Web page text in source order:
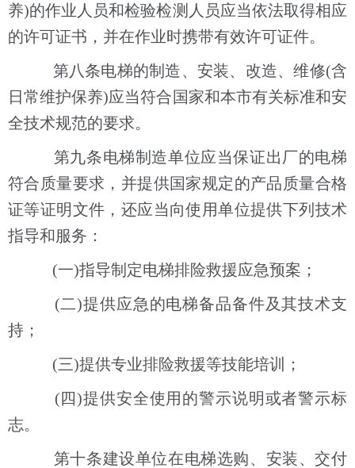
养)的作业人员和检验检测人员应当依法取得相应
的许可证书，并在作业时携带有效许可证件。
第八条电梯的制造、安装、改造、维修(含
日常维护保养)应当符合国家和本市有关标准和安
全技术规范的要求。
第九条电梯制造单位应当保证出厂的电梯
符合质量要求，并提供国家规定的产品质量合格
证等证明文件，还应当向使用单位提供下列技术
指导和服务：
(一)指导制定电梯排险救援应急预案；
(二)提供应急的电梯备品备件及其技术支
持；
(三)提供专业排险救援等技能培训；
(四)提供安全使用的警示说明或者警示标
志。
第十条建设单位在电梯选购、安装、交付